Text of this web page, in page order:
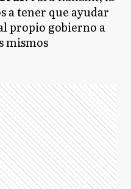
a tener que ayudar
propio gobierno a
mismos